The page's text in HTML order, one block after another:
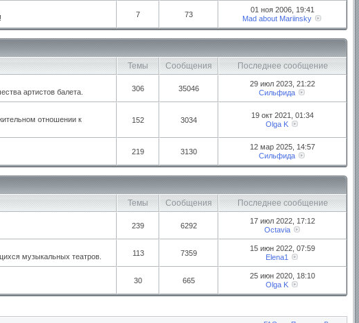
7 73
01 ноя 2006, 19:41
Mad about Mariinsky
Темы Сообщения
Последнее сообщение
артистов балета. 306 35046
29 июл 2023, 21:22
Сильфида
отношении к
152 3034
19 окт 2021, 01:34
Olga K
219 3130
12 мар 2025, 14:57
Сильфида
Темы Сообщения
Последнее сообщение
239 6292
17 июл 2022, 17:12
Octavia
музыкальных театров. 113 7359
15 июн 2022, 07:59
Elena1
30 665
25 июн 2020, 18:10
Olga K